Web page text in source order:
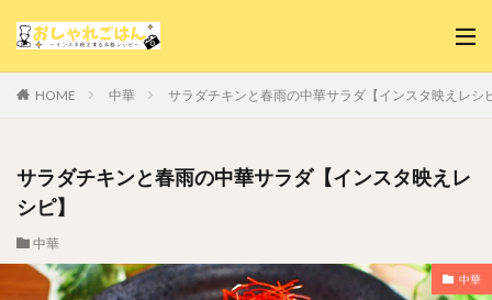
HOME 中華 サラダチキンと春雨の中華サラダ【インスタ映えレシ
サラダチキンと春雨の中華サラダ【インスタ映えレ
シピ】
中華
中華